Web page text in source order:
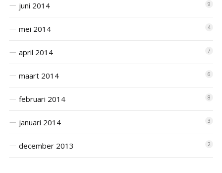
juni 2014 9
mei 2014 4
april 2014 7
maart 2014 6
februari 2014 8
januari 2014 3
december 2013 2